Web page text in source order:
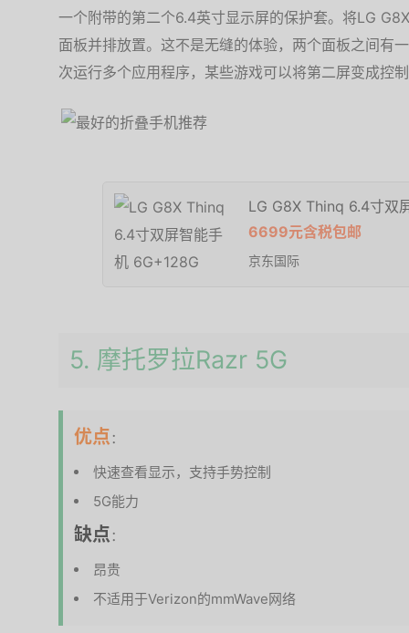
一个附带的第二个6.4英寸显示屏的保护套。将LG
面板并排放置。这不是无缝的体验，两个面板之间有
次运行多个应用程序，某些游戏可以将第二屏变成控
LG G8X Thinq 6.4寸双
6699元含税包邮
京东国际
5. 摩托罗拉Razr 5G
优点 ：
快速查看显示，支持手势控制
5G能力
缺点 ：
昂贵
不适用于Verizon的mmWave网络